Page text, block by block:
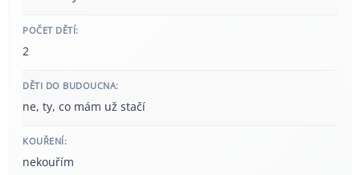
POČET DĚTÍ:
2
DĚTI DO BUDOUCNA:
ne, ty, co mám už stačí
KOUŘENÍ:
nekouřím